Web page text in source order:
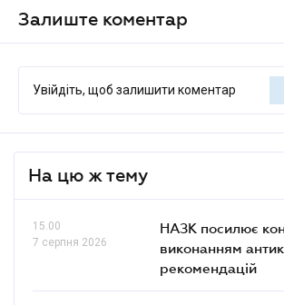
Залиште коментар
Увійдіть, щоб залишити коментар
На цю ж тему
15.00
7 серпня 2026
НАЗК посилює
виконанням
рекомендацій